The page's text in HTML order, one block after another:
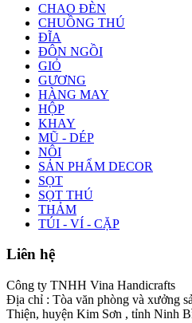
CHAO ĐÈN
CHUỒNG THÚ
ĐĨA
ĐÔN NGỒI
GIỎ
GƯƠNG
HÀNG MAY
HỘP
KHAY
MŨ - DÉP
NÔI
SẢN PHẨM DECOR
SỌT
SỌT THÚ
THẢM
TÚI - VÍ - CẶP
Liên hệ
Công ty TNHH Vina Handicrafts
Địa chỉ : Tòa văn phòng và xưởng
Thiện, huyện Kim Sơn , tỉnh Ninh